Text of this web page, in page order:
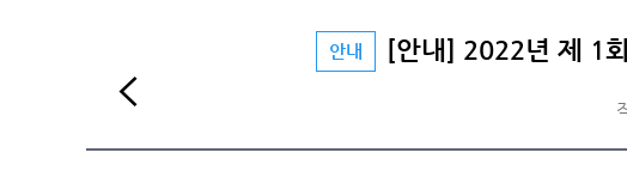
안내 [안내] 2022년 제 1